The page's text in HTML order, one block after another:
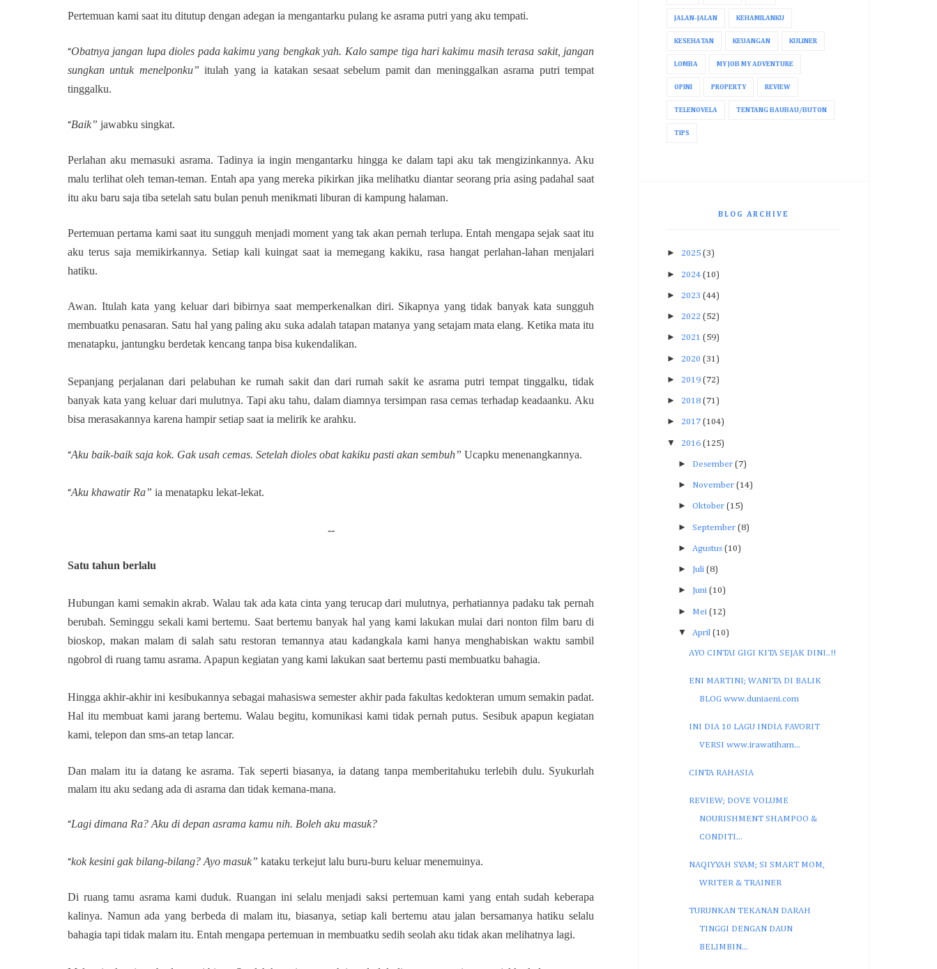
Pertemuan kami saat itu ditutup dengan adegan ia mengantarku pulang ke asrama putri yang aku tempati.
“Obatnya jangan lupa dioles pada kakimu yang bengkak yah. Kalo sampe tiga hari kakimu masih terasa sakit, jangan
sungkan untuk menelponku” itulah yang ia katakan sesaat sebelum pamit dan meninggalkan asrama putri tempat
tinggalku.
“Baik” jawabku singkat.
Perlahan aku memasuki asrama. Tadinya ia ingin mengantarku hingga ke dalam tapi aku tak mengizinkannya. Aku
malu terlihat oleh teman-teman. Entah apa yang mereka pikirkan jika melihatku diantar seorang pria asing padahal saat
itu aku baru saja tiba setelah satu bulan penuh menikmati liburan di kampung halaman.
Pertemuan pertama kami saat itu sungguh menjadi moment yang tak akan pernah terlupa. Entah mengapa sejak saat itu
aku terus saja memikirkannya. Setiap kali kuingat saat ia memegang kakiku, rasa hangat perlahan-lahan menjalari
hatiku.
Awan. Itulah kata yang keluar dari bibirnya saat memperkenalkan diri. Sikapnya yang tidak banyak kata sungguh
membuatku penasaran. Satu hal yang paling aku suka adalah tatapan matanya yang setajam mata elang. Ketika mata itu
menatapku, jantungku berdetak kencang tanpa bisa kukendalikan.
Sepanjang perjalanan dari pelabuhan ke rumah sakit dan dari rumah sakit ke asrama putri tempat tinggalku, tidak
banyak kata yang keluar dari mulutnya. Tapi aku tahu, dalam diamnya tersimpan rasa cemas terhadap keadaanku. Aku
bisa merasakannya karena hampir setiap saat ia melirik ke arahku.
“Aku baik-baik saja kok. Gak usah cemas. Setelah dioles obat kakiku pasti akan sembuh” Ucapku menenangkannya.
“Aku khawatir Ra” ia menatapku lekat-lekat.
--
Satu tahun berlalu
Hubungan kami semakin akrab. Walau tak ada kata cinta yang terucap dari mulutnya, perhatiannya padaku tak pernah
berubah. Seminggu sekali kami bertemu. Saat bertemu banyak hal yang kami lakukan mulai dari nonton film baru di
bioskop, makan malam di salah satu restoran temannya atau kadangkala kami hanya menghabiskan waktu sambil
ngobrol di ruang tamu asrama. Apapun kegiatan yang kami lakukan saat bertemu pasti membuatku bahagia.
Hingga akhir-akhir ini kesibukannya sebagai mahasiswa semester akhir pada fakultas kedokteran umum semakin padat.
Hal itu membuat kami jarang bertemu. Walau begitu, komunikasi kami tidak pernah putus. Sesibuk apapun kegiatan
kami, telepon dan sms-an tetap lancar.
Dan malam itu ia datang ke asrama. Tak seperti biasanya, ia datang tanpa memberitahuku terlebih dulu. Syukurlah
malam itu aku sedang ada di asrama dan tidak kemana-mana.
“Lagi dimana Ra? Aku di depan asrama kamu nih. Boleh aku masuk?
“kok kesini gak bilang-bilang? Ayo masuk” kataku terkejut lalu buru-buru keluar menemuinya.
Di ruang tamu asrama kami duduk. Ruangan ini selalu menjadi saksi pertemuan kami yang entah sudah keberapa
kalinya. Namun ada yang berbeda di malam itu, biasanya, setiap kali bertemu atau jalan bersamanya hatiku selalu
bahagia tapi tidak malam itu. Entah mengapa pertemuan in membuatku sedih seolah aku tidak akan melihatnya lagi.
JALAN-JALAN KEHAMILANKU
KESEHATAN KEUANGAN KULINER
LOMBA MY JOB MY ADVENTURE
OPINI PROPERTY REVIEW
TELENOVELA TENTANG BAUBAU/BUTON
TIPS
BLOG ARCHIVE
► 2025 (3)
► 2024 (10)
► 2023 (44)
► 2022 (52)
► 2021 (59)
► 2020 (31)
► 2019 (72)
► 2018 (71)
► 2017 (104)
▼ 2016 (125)
► Desember (7)
► November (14)
► Oktober (15)
► September (8)
► Agustus (10)
► Juli (8)
► Juni (10)
► Mei (12)
▼ April (10)
AYO CINTAI GIGI KITA SEJAK DINI..!!
ENI MARTINI; WANITA DI BALIK
BLOG www.duniaeni.com
INI DIA 10 LAGU INDIA FAVORIT
VERSI www.irawatiham...
CINTA RAHASIA
REVIEW; DOVE VOLUME
NOURISHMENT SHAMPOO &
CONDITI...
NAQIYYAH SYAM; SI SMART MOM,
WRITER & TRAINER
TURUNKAN TEKANAN DARAH
TINGGI DENGAN DAUN
BELIMBIN...